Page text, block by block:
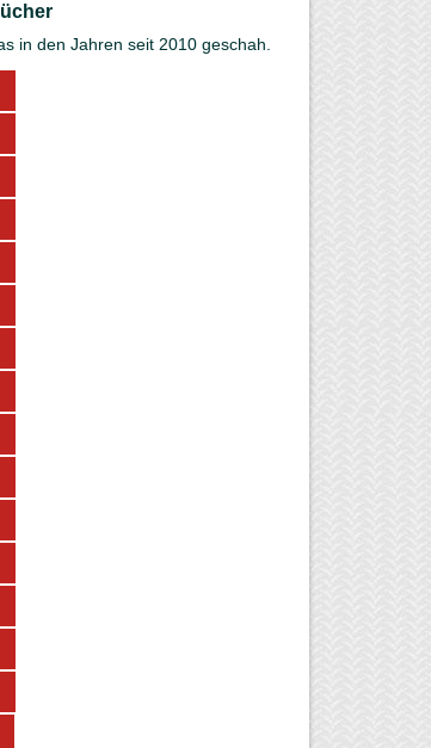
in den Jahren seit 2010 geschah.